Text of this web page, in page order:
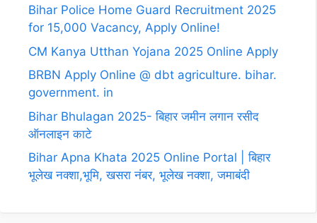
Bihar Police Home Guard Recruitment 2025
for 15,000 Vacancy, Apply Online!
CM Kanya Utthan Yojana 2025 Online Apply
BRBN Apply Online @ dbt agriculture. bihar.
government. in
Bihar Bhulagan 2025- बिहार जमीन लगान रसीद
ऑनलाइन काटे
Bihar Apna Khata 2025 Online Portal | बिहार
भूलेख नक्शा,भूमि, खसरा नंबर, भूलेख नक्शा, जमाबंदी